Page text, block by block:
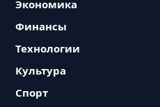
Экономика
Финансы
Технологии
Культура
Спорт